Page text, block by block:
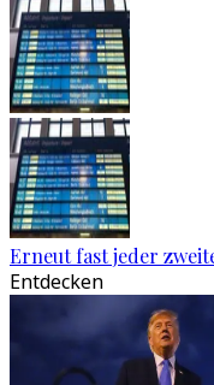
Erneut fast jeder
Entdecken